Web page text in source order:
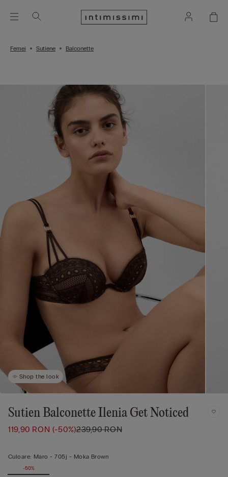
Femei Sutiene Balconette
Shop the look
Sutien Balconette Ilenia Get Noticed
119,90 RON(-50%)239,90 RON
Culoare: Maro -705j - Moka Brown
-50%